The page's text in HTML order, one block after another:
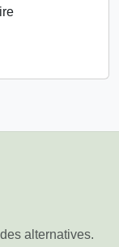
alternatives.